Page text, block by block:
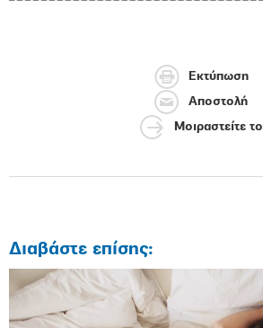
Εκτύπωση
Αποστολή
Μοιραστείτε το
Διαβάστε επίσης: